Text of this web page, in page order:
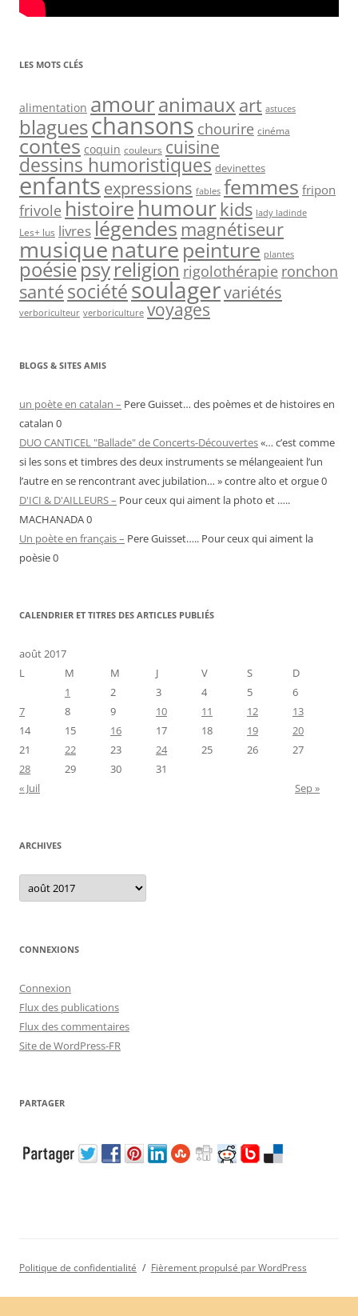
LES MOTS CLÉS
alimentation amouranimaux art astuces
blagueschansons chourire cinéma
contes coquin couleurs cuisine
dessins humoristiques devinettes
enfantsexpressions fables femmes fripon
frivole histoire humour kids lady ladinde
Les+ lus livreslégendes magnétiseur
musiquenature peinture plantes
poésiepsyreligion rigolothérapie ronchon
santésociétésoulagervariétés
verboriculteur verboriculture voyages
BLOGS & SITES AMIS
un poète en catalan – Pere Guisset… des poèmes et de histoires en
catalan 0
DUO CANTICEL "Ballade" de Concerts-Découvertes«… c’est comme
si les sons et timbres des deux instruments se mélangeaient l’un
l’autre en se rencontrant avec jubilation… » contre alto et orgue 0
D'ICI & D'AILLEURS – Pour ceux qui aiment la photo et …..
MACHANADA 0
Un poète en français – Pere Guisset….. Pour ceux qui aiment la
poèsie 0
CALENDRIER ET TITRES DES ARTICLES PUBLIÉS
août 2017
L
M M J V S
D
1
2 3 4 5
6
7
8 9 10 11 12
13
14
15 16 17 18 19
20
21
22 23 24 25 26
27
28
29 30
31
« Juil
Sep »
ARCHIVES
Archives
CONNEXIONS
Connexion
Flux des publications
Flux des commentaires
Site de WordPress-FR
PARTAGER
Politique de confidentialité Fièrement propulsé par WordPress